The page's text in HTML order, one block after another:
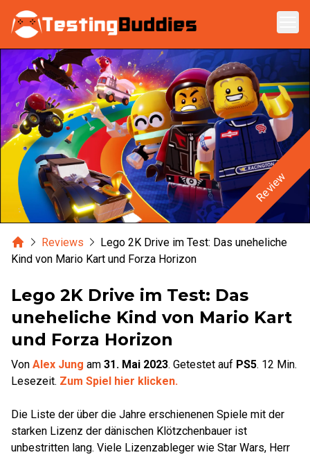
Zum Hauptinhalt springen
Review
HomeReviews
Lego 2K Drive im Test: Das uneheliche
Kind von Mario Kart und Forza Horizon
Lego 2K Drive im Test: Das
uneheliche Kind von Mario Kart
und Forza Horizon
Von Alex Jung am 31. Mai 2023. Getestet auf PS5. 12 Min.
Lesezeit. Zum Spiel hier klicken.
Die Liste der über die Jahre erschienenen Spiele mit der
starken Lizenz der dänischen Klötzchenbauer ist
unbestritten lang. Viele Lizenzableger wie Star Wars, Herr